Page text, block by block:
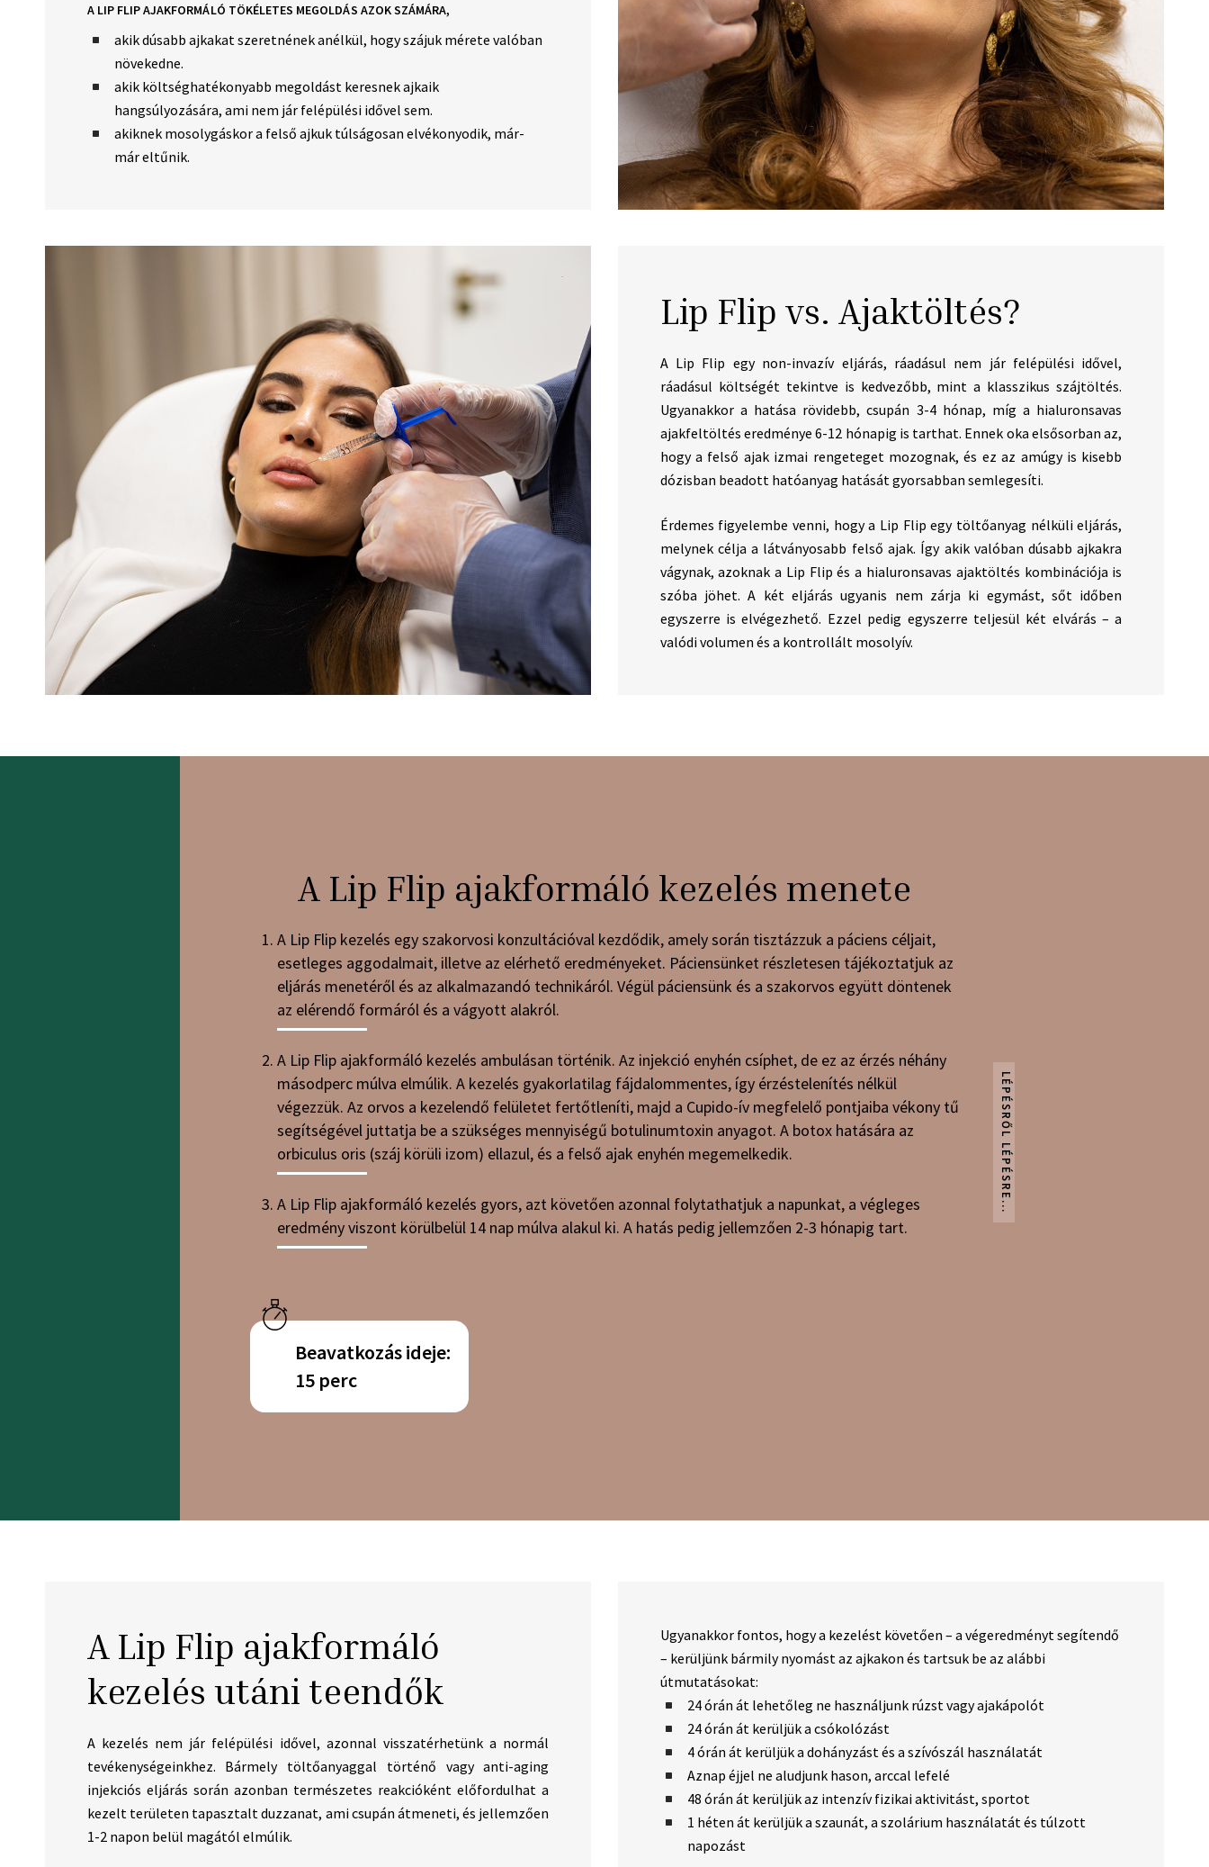
A LIP FLIP AJAKFORMÁLÓ TÖKÉLETES MEGOLDÁS AZOK SZÁMÁRA,
akik dúsabb ajkakat szeretnének anélkül, hogy szájuk mérete valóban
növekedne.
akik költséghatékonyabb megoldást keresnek ajkaik
hangsúlyozására, ami nem jár felépülési idővel sem.
akiknek mosolygáskor a felső ajkuk túlságosan elvékonyodik, már-
már eltűnik.
Lip Flip vs. Ajaktöltés?
A Lip Flip egy non-invazív eljárás, ráadásul nem jár felépülési idővel,
ráadásul költségét tekintve is kedvezőbb, mint a klasszikus szájtöltés.
Ugyanakkor a hatása rövidebb, csupán 3-4 hónap, míg a hialuronsavas
ajakfeltöltés eredménye 6-12 hónapig is tarthat. Ennek oka elsősorban az,
hogy a felső ajak izmai rengeteget mozognak, és ez az amúgy is kisebb
dózisban beadott hatóanyag hatását gyorsabban semlegesíti.
Érdemes figyelembe venni, hogy a Lip Flip egy töltőanyag nélküli eljárás,
melynek célja a látványosabb felső ajak. Így akik valóban dúsabb ajkakra
vágynak, azoknak a Lip Flip és a hialuronsavas ajaktöltés kombinációja is
szóba jöhet. A két eljárás ugyanis nem zárja ki egymást, sőt időben
egyszerre is elvégezhető. Ezzel pedig egyszerre teljesül két elvárás – a
valódi volumen és a kontrollált mosolyív.
A Lip Flip ajakformáló kezelés menete
A Lip Flip kezelés egy szakorvosi konzultációval kezdődik, amely során tisztázzuk a páciens céljait,
esetleges aggodalmait, illetve az elérhető eredményeket. Páciensünket részletesen tájékoztatjuk az
eljárás menetéről és az alkalmazandó technikáról. Végül páciensünk és a szakorvos együtt döntenek
az elérendő formáról és a vágyott alakról.
A Lip Flip ajakformáló kezelés ambulásan történik. Az injekció enyhén csíphet, de ez az érzés néhány
másodperc múlva elmúlik. A kezelés gyakorlatilag fájdalommentes, így érzéstelenítés nélkül
végezzük. Az orvos a kezelendő felületet fertőtleníti, majd a Cupido-ív megfelelő pontjaiba vékony tű
segítségével juttatja be a szükséges mennyiségű botulinumtoxin anyagot. A botox hatására az
orbiculus oris (száj körüli izom) ellazul, és a felső ajak enyhén megemelkedik.
A Lip Flip ajakformáló kezelés gyors, azt követően azonnal folytathatjuk a napunkat, a végleges
eredmény viszont körülbelül 14 nap múlva alakul ki. A hatás pedig jellemzően 2-3 hónapig tart.
Beavatkozás ideje:
15 perc
A Lip Flip ajakformáló
kezelés utáni teendők
A kezelés nem jár felépülési idővel, azonnal visszatérhetünk a normál
tevékenységeinkhez. Bármely töltőanyaggal történő vagy anti-aging
injekciós eljárás során azonban természetes reakcióként előfordulhat a
kezelt területen tapasztalt duzzanat, ami csupán átmeneti, és jellemzően
1-2 napon belül magától elmúlik.
Ugyanakkor fontos, hogy a kezelést követően – a végeredményt segítendő
– kerüljünk bármily nyomást az ajkakon és tartsuk be az alábbi
útmutatásokat:
24 órán át lehetőleg ne használjunk rúzst vagy ajakápolót
24 órán át kerüljük a csókolózást
4 órán át kerüljük a dohányzást és a szívószál használatát
Aznap éjjel ne aludjunk hason, arccal lefelé
48 órán át kerüljük az intenzív fizikai aktivitást, sportot
1 héten át kerüljük a szaunát, a szolárium használatát és túlzott
napozást